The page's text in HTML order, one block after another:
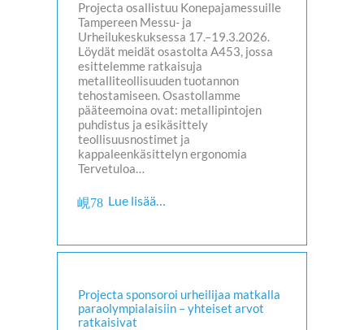
Projecta osallistuu Konepajamessuille
Tampereen Messu- ja
Urheilukeskuksessa 17.–19.3.2026.
Löydät meidät osastolta A453, jossa
esittelemme ratkaisuja
metalliteollisuuden tuotannon
tehostamiseen. Osastollamme
pääteemoina ovat: metallipintojen
puhdistus ja esikäsittely
teollisuusnostimet ja
kappaleenkäsittelyn ergonomia
Tervetuloa…
Lue lisää…
Projecta sponsoroi urheilijaa matkalla
paraolympialaisiin – yhteiset arvot
ratkaisivat